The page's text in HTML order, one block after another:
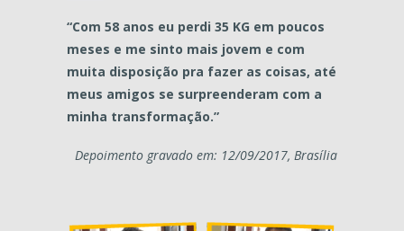
“Com 58 anos eu perdi 35 KG em poucos
meses e me sinto mais jovem e com
muita disposição pra fazer as coisas, até
meus amigos se surpreenderam com a
minha transformação.”
Depoimento gravado em: 12/09/2017, Brasília